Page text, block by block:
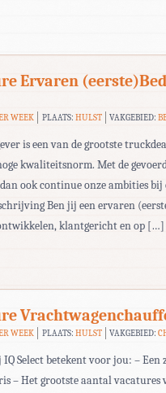
Ervaren
WEEK PLAATS: HULST VAKGEBIED:
is een van de grootste
kwaliteitsnorm. Met de
ook continue onze ambities bij
Ben jij een ervaren
klantgericht en op […]
WEEK PLAATS: HULST VAKGEBIED:
IQ Select betekent voor jou: –
– Het grootste aantal vacatures